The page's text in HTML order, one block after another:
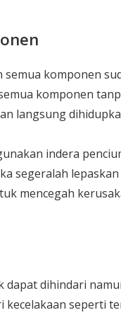
komponen
komponen
langsung
indera
segeralah lepaskan
mencegah
dihindari
seperti